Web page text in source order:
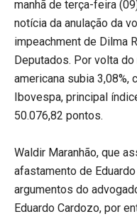
manhã de terça-feira
notícia da anulação da
impeachment de Dilma
Deputados. Por volta
americana subia 3,08%,
Ibovespa, principal
50.076,82 pontos.
Waldir Maranhão, que
afastamento de
argumentos do
Eduardo Cardozo, por